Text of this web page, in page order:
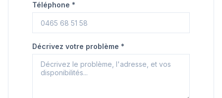
Téléphone *
Décrivez votre problème *